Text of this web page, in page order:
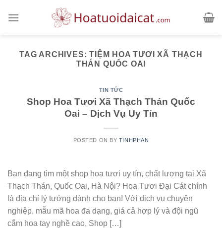
TAG ARCHIVES:TIỆM HOA TƯƠI XÃ THẠCH
THÁN QUỐC OAI
TIN TỨC
Shop Hoa Tươi Xã Thạch Thán Quốc
Oai – Dịch Vụ Uy Tín
POSTED ON BY TINHPHAN
Bạn đang tìm một shop hoa tươi uy tín, chất lượng tại Xã
Thạch Thán, Quốc Oai, Hà Nội? Hoa Tươi Đại Cát chính
là địa chỉ lý tưởng dành cho bạn! Với dịch vụ chuyên
nghiệp, mẫu mã hoa đa dạng, giá cả hợp lý và đội ngũ
cắm hoa tay nghề cao, Shop […]